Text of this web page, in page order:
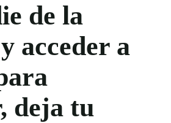
de la
acceder a
deja tu